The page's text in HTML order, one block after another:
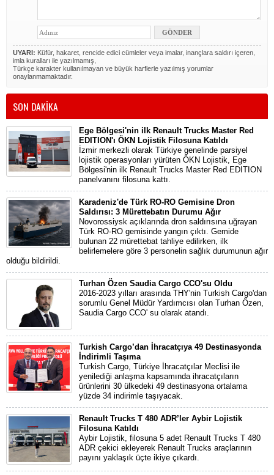
UYARI: Küfür, hakaret, rencide edici cümleler veya imalar, inançlara saldırı içeren,
imla kuralları ile yazılmamış,
Türkçe karakter kullanılmayan ve büyük harflerle yazılmış yorumlar
onaylanmamaktadır.
SON DAKİKA
Ege Bölgesi'nin ilk Renault Trucks Master Red
EDITION'ı ÖKN Lojistik Filosuna Katıldı
İzmir merkezli olarak Türkiye genelinde parsiyel
lojistik operasyonları yürüten ÖKN Lojistik, Ege
Bölgesi'nin ilk Renault Trucks Master Red EDITION
panelvanını filosuna kattı.
Karadeniz'de Türk RO-RO Gemisine Dron
Saldırısı: 3 Mürettebatın Durumu Ağır
Novorossiysk açıklarında dron saldırısına uğrayan
Türk RO-RO gemisinde yangın çıktı. Gemide
bulunan 22 mürettebat tahliye edilirken, ilk
belirlemelere göre 3 personelin sağlık durumunun ağır
olduğu bildirildi.
Turhan Özen Saudia Cargo CCO'su Oldu
2016-2023 yılları arasında THY'nin Turkish Cargo'dan
sorumlu Genel Müdür Yardımcısı olan Turhan Özen,
Saudia Cargo CCO' su olarak atandı.
Turkish Cargo’dan İhracatçıya 49 Destinasyonda
İndirimli Taşıma
Turkish Cargo, Türkiye İhracatçılar Meclisi ile
yenilediği anlaşma kapsamında ihracatçıların
ürünlerini 30 ülkedeki 49 destinasyona ortalama
yüzde 34 indirimle taşıyacak.
Renault Trucks T 480 ADR’ler Aybir Lojistik
Filosuna Katıldı
Aybir Lojistik, filosuna 5 adet Renault Trucks T 480
ADR çekici ekleyerek Renault Trucks araçlarının
payını yaklaşık üçte ikiye çıkardı.